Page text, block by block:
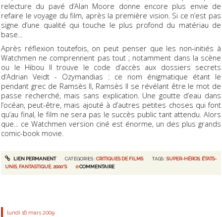
relecture du pavé d’Alan Moore donne encore plus envie de
refaire le voyage du film, après la première vision. Si ce n’est pas
signe d’une qualité qui touche le plus profond du matériau de
base...
Après réflexion toutefois, on peut penser que les non-initiés à
Watchmen ne comprennent pas tout ; notamment dans la scène
ou le Hibou II trouve le code d’accès aux dossiers secrets
d’Adrian Veidt - Ozymandias : ce nom énigmatique étant le
pendant grec de Ramsès II, Ramsès II se révélant être le mot de
passe recherché, mais sans explication. Une goutte d’eau dans
l’océan, peut-être, mais ajouté à d’autres petites choses qui font
qu’au final, le film ne sera pas le succès public tant attendu. Alors
que... ce Watchmen version ciné est énorme, un des plus grands
comic-book movie.
LIEN PERMANENT CATÉGORIES :CRITIQUES DE FILMS TAGS :SUPER-HÉROS, ÉTATS-
UNIS, FANTASTIQUE 2000'S 0COMMENTAIRE
lundi 16 mars 2009